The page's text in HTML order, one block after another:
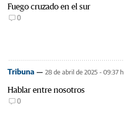
Fuego cruzado en el sur
0
Tribuna 28 de abril de 2025 - 09:37 h
Hablar entre nosotros
0